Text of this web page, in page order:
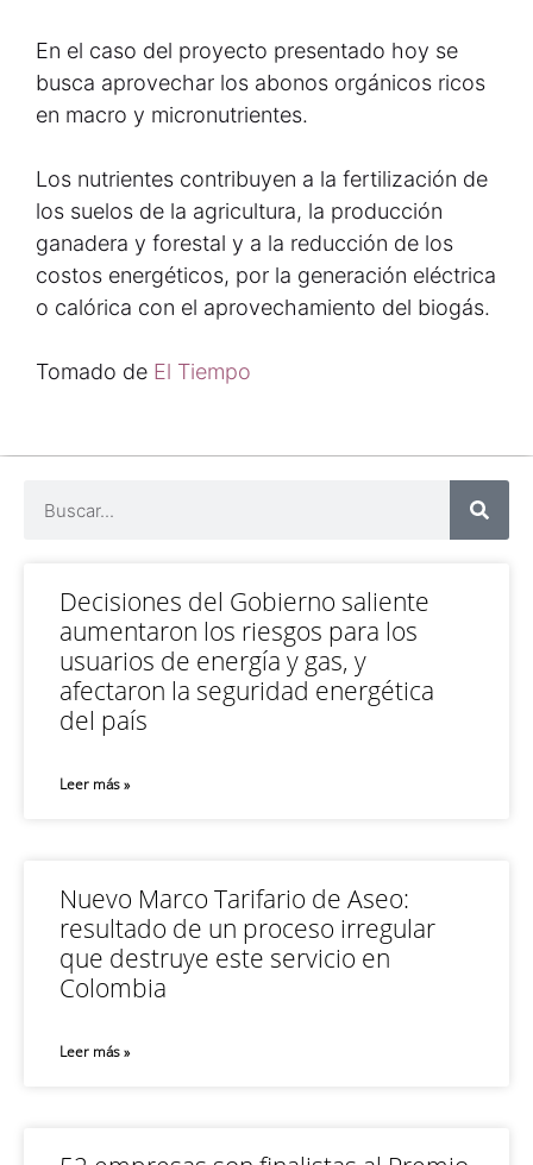
En el caso del proyecto presentado hoy se
busca aprovechar los abonos orgánicos ricos
en macro y micronutrientes.
Los nutrientes contribuyen a la fertilización de
los suelos de la agricultura, la producción
ganadera y forestal y a la reducción de los
costos energéticos, por la generación eléctrica
o calórica con el aprovechamiento del biogás.
Tomado de El Tiempo
Decisiones del Gobierno saliente
aumentaron los riesgos para los
usuarios de energía y gas, y
afectaron la seguridad energética
del país
Leer más »
Nuevo Marco Tarifario de Aseo:
resultado de un proceso irregular
que destruye este servicio en
Colombia
Leer más »